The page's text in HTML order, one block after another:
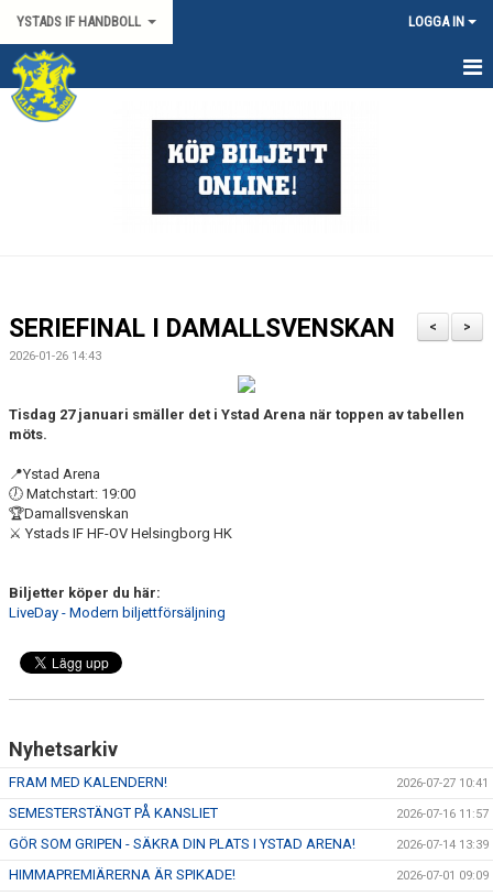
YSTADS IF HANDBOLL LOGGA IN
HEM
MATCHER
YIF:S NOSTALGOTEK
>
<
SERIEFINAL I DAMALLSVENSKAN
2026-01-26 14:43
Tisdag 27 januari smäller det i Ystad Arena när toppen av tabellen
möts.
📍Ystad Arena
🕖 Matchstart: 19:00
🏆Damallsvenskan
⚔️ Ystads IF HF-OV Helsingborg HK
Biljetter köper du här:
LiveDay - Modern biljettförsäljning
Nyhetsarkiv
FRAM MED KALENDERN! 2026-07-27 10:41
SEMESTERSTÄNGT PÅ KANSLIET 2026-07-16 11:57
GÖR SOM GRIPEN - SÄKRA DIN PLATS I YSTAD ARENA! 2026-07-14 13:39
HIMMAPREMIÄRERNA ÄR SPIKADE! 2026-07-01 09:09